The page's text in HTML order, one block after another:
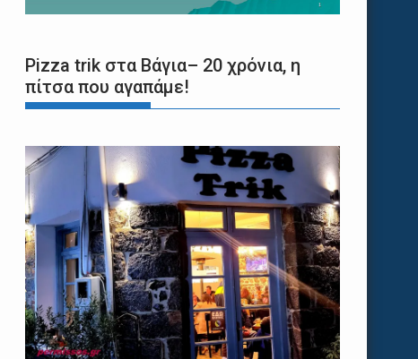
Pizza trik στα Βάγια– 20 χρόνια, η
πίτσα που αγαπάμε!